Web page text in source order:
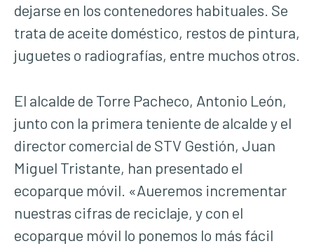
dejarse en los contenedores habituales. Se
trata de aceite doméstico, restos de pintura,
juguetes o radiografías, entre muchos otros.
El alcalde de Torre Pacheco, Antonio León,
junto con la primera teniente de alcalde y el
director comercial de STV Gestión, Juan
Miguel Tristante, han presentado el
ecoparque móvil. «Aueremos incrementar
nuestras cifras de reciclaje, y con el
ecoparque móvil lo ponemos lo más fácil